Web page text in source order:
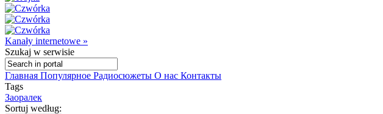
Kanały internetowe »
Szukaj w serwisie
Главная Популярное Радиосюжеты О нас Контакты
Tags
Заоралек
Sortuj według: